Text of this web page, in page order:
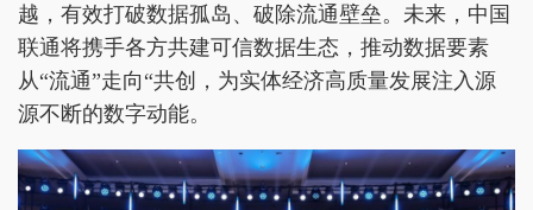
越，有效打破数据孤岛、破除流通壁垒。未来，中国
联通将携手各方共建可信数据生态，推动数据要素
从“流通”走向“共创，为实体经济高质量发展注入源
源不断的数字动能。